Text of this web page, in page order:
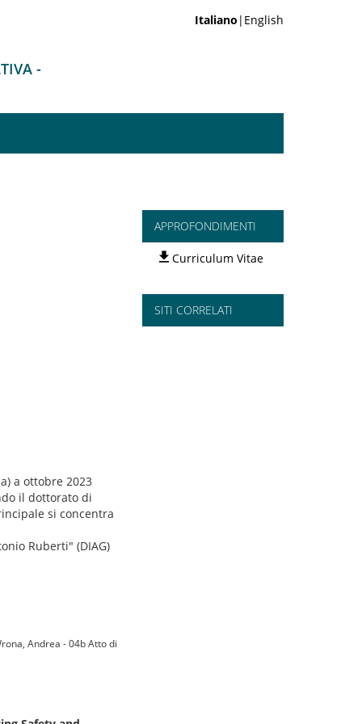
Italiano |English
-
a ottobre 2023
il dottorato di
si concentra
Ruberti" (DIAG)
Andrea - 04b Atto di
APPROFONDIMENTI
Curriculum Vitae
SITI CORRELATI